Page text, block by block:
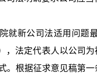
就新公司法适用问题
，法定代表人以公司
。根据征求意见稿第